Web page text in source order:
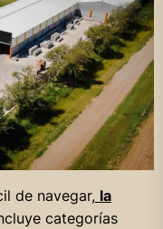
de navegar, la
categorías